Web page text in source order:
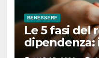
BENESSERE
Le 5 fasi del
dipendenza:
completo